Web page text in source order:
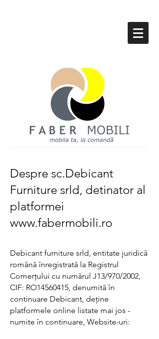
Despre sc.Debicant
Furniture srld, detinator al
platformei
www.fabermobili.ro
Debicant furniture srld, entitate juridică
română înregistrată la Registrul
Comerțului cu numărul J13/970/2002,
CIF: RO14560415, denumită în
continuare Debicant, deține
platformele online listate mai jos -
numite în continuare, Website-uri: